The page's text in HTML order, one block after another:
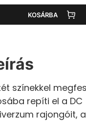
KOSÁRBA
színekkel
repíti el a DC
rajongóit,